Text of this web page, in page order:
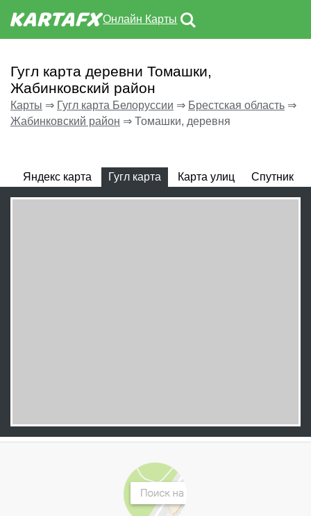
Онлайн Карты
Гугл карта деревни Томашки,
Жабинковский район
Карты ⇒ Гугл карта Белоруссии ⇒ Брестская область ⇒
Жабинковский район ⇒ Томашки, деревня
Яндекс карта Гугл карта Карта улиц Спутник